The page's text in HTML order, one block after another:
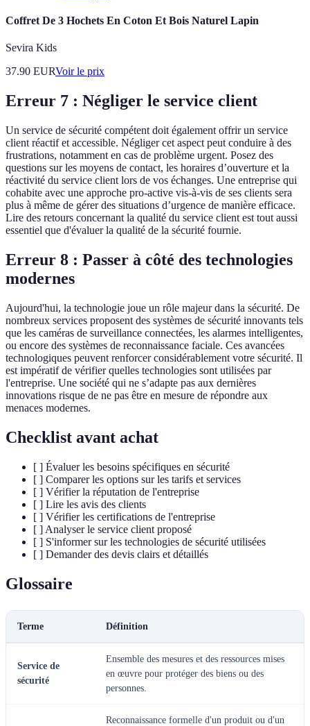
Coffret De 3 Hochets En Coton Et Bois Naturel Lapin
Sevira Kids
37.90 EURVoir le prix
Erreur 7 : Négliger le service client
Un service de sécurité compétent doit également offrir un service
client réactif et accessible. Négliger cet aspect peut conduire à des
frustrations, notamment en cas de problème urgent. Posez des
questions sur les moyens de contact, les horaires d’ouverture et la
réactivité du service client lors de vos échanges. Une entreprise qui
cohabite avec une approche pro-active vis-à-vis de ses clients sera
plus à même de gérer des situations d’urgence de manière efficace.
Lire des retours concernant la qualité du service client est tout aussi
essentiel que d'évaluer la qualité de la sécurité fournie.
Erreur 8 : Passer à côté des technologies
modernes
Aujourd'hui, la technologie joue un rôle majeur dans la sécurité. De
nombreux services proposent des systèmes de sécurité innovants tels
que les caméras de surveillance connectées, les alarmes intelligentes,
ou encore des systèmes de reconnaissance faciale. Ces avancées
technologiques peuvent renforcer considérablement votre sécurité. Il
est impératif de vérifier quelles technologies sont utilisées par
l'entreprise. Une société qui ne s’adapte pas aux dernières
innovations risque de ne pas être en mesure de répondre aux
menaces modernes.
Checklist avant achat
[ ] Évaluer les besoins spécifiques en sécurité
[ ] Comparer les options sur les tarifs et services
[ ] Vérifier la réputation de l'entreprise
[ ] Lire les avis des clients
[ ] Vérifier les certifications de l'entreprise
[ ] Analyser le service client proposé
[ ] S'informer sur les technologies de sécurité utilisées
[ ] Demander des devis clairs et détaillés
Glossaire
Terme Définition
Service de
sécurité
Ensemble des mesures et des ressources mises
en œuvre pour protéger des biens ou des
personnes.
Reconnaissance formelle d'un produit ou d'un